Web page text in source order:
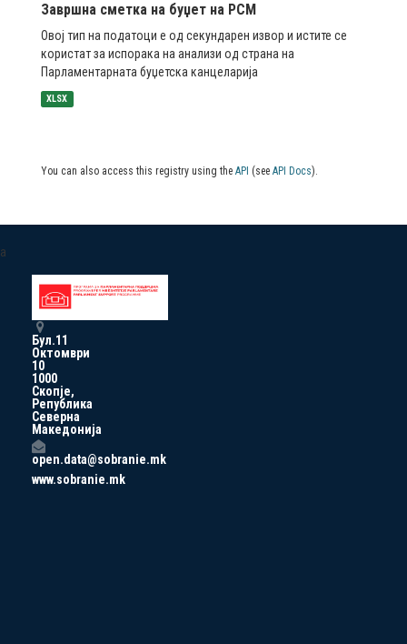
Завршна сметка на буџет на РСМ
Овој тип на податоци е од секундарен извор и истите се
користат за испорака на анализи од страна на
Парламентарната буџетска канцеларија
XLSX
You can also access this registry using the API (see API Docs).
a
Бул.11
Октомври
10
1000
Скопје,
Република
Северна
Македонија
open.data@sobranie.mk
www.sobranie.mk